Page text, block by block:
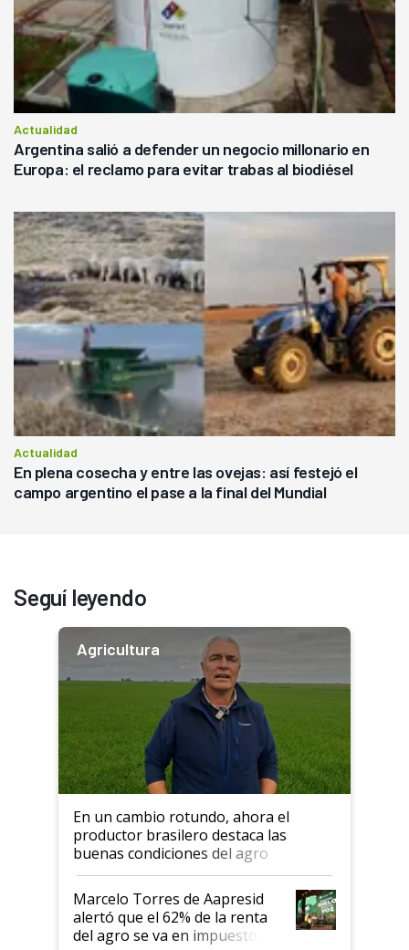
Actualidad
Argentina salió a defender un negocio millonario en
Europa: el reclamo para evitar trabas al biodiésel
Actualidad
En plena cosecha y entre las ovejas: así festejó el
campo argentino el pase a la final del Mundial
Seguí leyendo
Agricultura
En un cambio rotundo, ahora el
productor brasilero destaca las
buenas condiciones del agro
argentino para invertir: "Los veo
más motivados"
Marcelo Torres de Aapresid
alertó que el 62% de la renta
del agro se va en impuestos: